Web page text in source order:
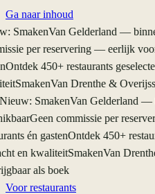
Ga naar inhoud
SmakenVan Gelderland —
per reservering — eerlijk voor
Ontdek 450+ restaurants
SmakenVan Drenthe &
SmakenVan Gelderland —
Geen commissie per
én gastenOntdek 450+
en kwaliteitSmakenVan
als boek
Voor restaurants